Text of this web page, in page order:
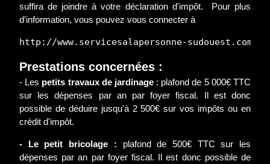
suffira de joindre à votre déclaration d'impôt. Pour plus
d'information, vous pouvez vous connecter à
http://www.servicesalapersonne-sudouest.com/
Prestations concernées :
- Les petits travaux de jardinage: plafond de 5 000€ TTC
sur les dépenses par an par foyer fiscal. Il est donc
possible de déduire jusqu'à 2 500€ sur vos impôts ou en
crédit d'impôt.
- Le petit bricolage : plafond de 500€ TTC sur les
dépenses par an par foyer fiscal. Il est donc possible de